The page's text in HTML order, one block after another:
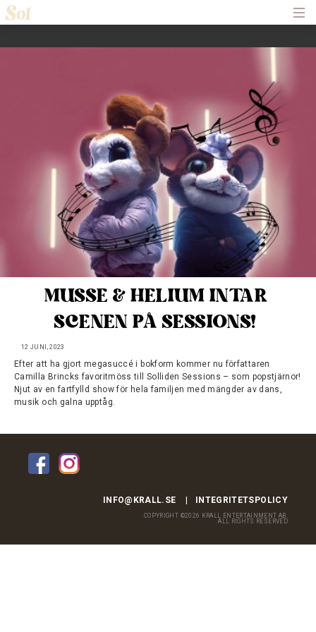
Historik
Kontakt
MUSSE & HELIUM INTAR
SCENEN PÅ SESSIONS!
12 JUNI, 2023
Efter att ha gjort megasuccé i bokform kommer nuförfattaren
Camilla Brincks favoritmöss till Solliden Sessions – som popstjärnor!
Njut av en fartfylld show för hela familjen med mängder av dans,
musik och galna upptåg.
INFO@KRALL.SE INTEGRITETSPOLICY
COPYRIGHT ©2026 KRALL ENTERTAINMENT AB.
ALL RIGHTS RESERVED